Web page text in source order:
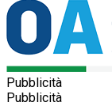
Pubblicità
Pubblicità